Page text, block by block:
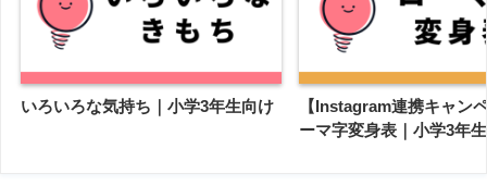
いろいろな気持ち｜小学3年生向け
【Instagram連携キャン
ーマ字変身表｜小学3年